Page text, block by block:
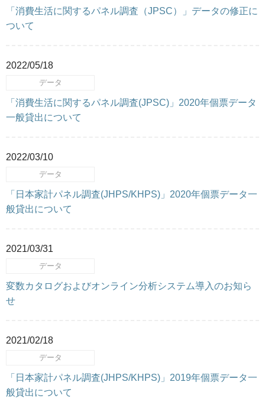
「消費生活に関するパネル調査（JPSC）」データの修正に
ついて
2022/05/18
データ
「消費生活に関するパネル調査(JPSC)」2020年個票データ
一般貸出について
2022/03/10
データ
「日本家計パネル調査(JHPS/KHPS)」2020年個票データ一
般貸出について
2021/03/31
データ
変数カタログおよびオンライン分析システム導入のお知ら
せ
2021/02/18
データ
「日本家計パネル調査(JHPS/KHPS)」2019年個票データ一
般貸出について